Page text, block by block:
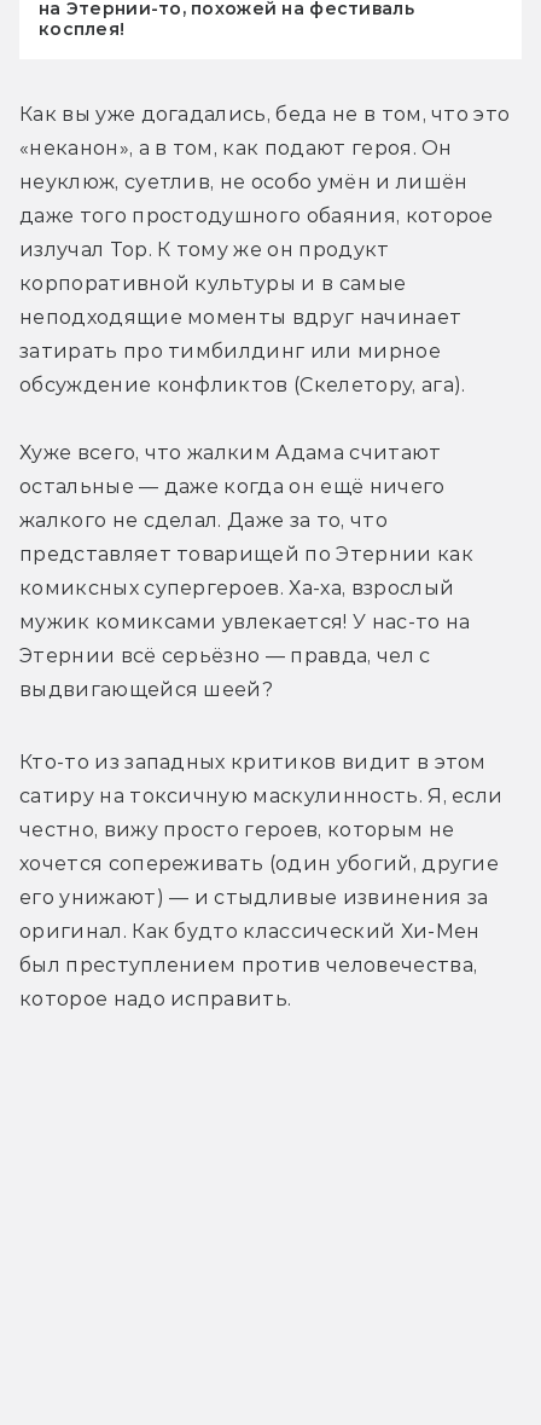
на Этернии-то, похожей на фестиваль
косплея!
Как вы уже догадались, беда не в том, что это
«неканон», а в том, как подают героя. Он
неуклюж, суетлив, не особо умён и лишён
даже того простодушного обаяния, которое
излучал Тор. К тому же он продукт
корпоративной культуры и в самые
неподходящие моменты вдруг начинает
затирать про тимбилдинг или мирное
обсуждение конфликтов (Скелетору, ага).
Хуже всего, что жалким Адама считают
остальные — даже когда он ещё ничего
жалкого не сделал. Даже за то, что
представляет товарищей по Этернии как
комиксных супергероев. Ха-ха, взрослый
мужик комиксами увлекается! У нас-то на
Этернии всё серьёзно — правда, чел с
выдвигающейся шеей?
Кто-то из западных критиков видит в этом
сатиру на токсичную маскулинность. Я, если
честно, вижу просто героев, которым не
хочется сопереживать (один убогий, другие
его унижают) — и стыдливые извинения за
оригинал. Как будто классический Хи-Мен
был преступлением против человечества,
которое надо исправить.